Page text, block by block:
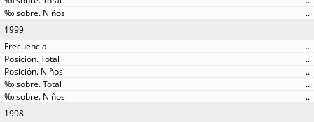
..
1999
..
..
..
..
..
1998